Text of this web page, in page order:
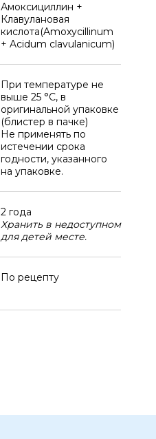
Амоксициллин +
Клавулановая
кислота(Amoxycillinum
+ Acidum clavulanicum)
При температуре не
выше 25 °C, в
оригинальной упаковке
(блистер в пачке)
Не применять по
истечении срока
годности, указанного
на упаковке.
2 года
Хранить в недоступном
для детей месте.
По рецепту